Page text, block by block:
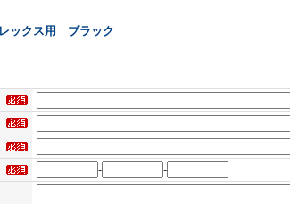
ックス用 ブラック
- -